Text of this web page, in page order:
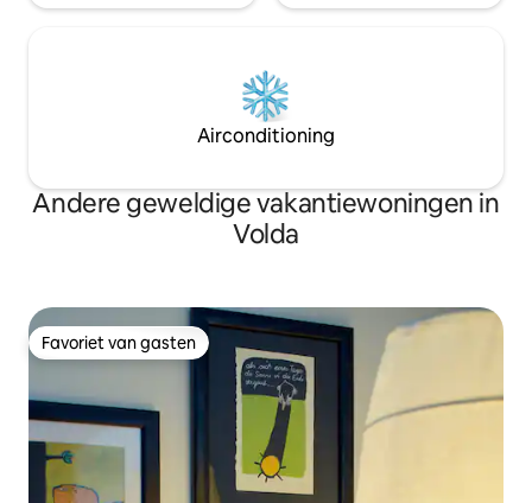
Airconditioning
Andere geweldige vakantiewoningen in
Volda
Favoriet van gasten
Favoriet van gasten